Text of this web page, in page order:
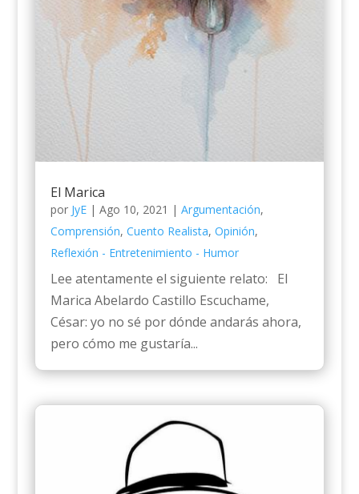
El Marica
por JyE| Ago 10, 2021 | Argumentación,
Comprensión, Cuento Realista, Opinión,
Reflexión - Entretenimiento - Humor
Lee atentamente el siguiente relato: El
Marica Abelardo Castillo Escuchame,
César: yo no sé por dónde andarás ahora,
pero cómo me gustaría...